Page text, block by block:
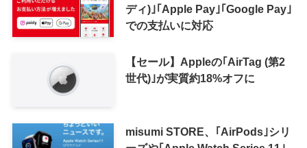
ディ)｣｢Apple Pay｣｢Google Pay｣
での支払いに対応
【セール】Appleの｢AirTag (第2
世代)｣が実質約18%オフに
misumi STORE、｢AirPods｣シリ